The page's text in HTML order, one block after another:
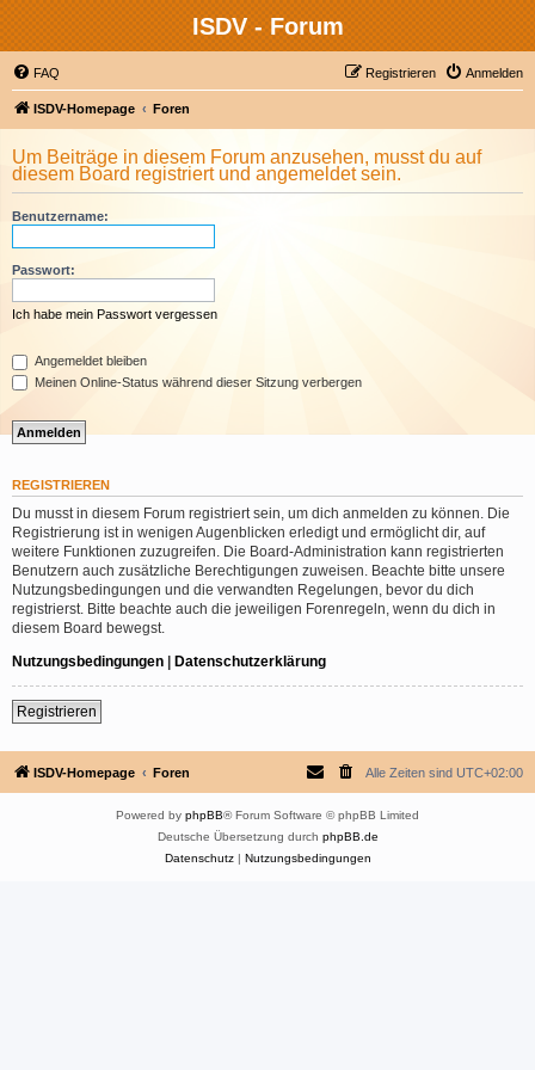
ISDV - Forum
FAQ Anmelden
Registrieren
ISDV-Homepage Foren
Um Beiträge in diesem Forum anzusehen, musst du auf
diesem Board registriert und angemeldet sein.
Benutzername:
Passwort:
Ich habe mein Passwort vergessen
Angemeldet bleiben
Meinen Online-Status während dieser Sitzung verbergen
REGISTRIEREN
Du musst in diesem Forum registriert sein, um dich anmelden zu können. Die
Registrierung ist in wenigen Augenblicken erledigt und ermöglicht dir, auf
weitere Funktionen zuzugreifen. Die Board-Administration kann registrierten
Benutzern auch zusätzliche Berechtigungen zuweisen. Beachte bitte unsere
Nutzungsbedingungen und die verwandten Regelungen, bevor du dich
registrierst. Bitte beachte auch die jeweiligen Forenregeln, wenn du dich in
diesem Board bewegst.
Nutzungsbedingungen | Datenschutzerklärung
Registrieren
ISDV-Homepage Foren Alle Zeiten sind UTC+02:00
Powered by phpBB® Forum Software © phpBB Limited
Deutsche Übersetzung durch phpBB.de
Datenschutz| Nutzungsbedingungen